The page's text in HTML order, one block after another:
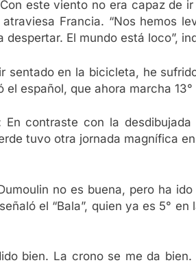
este viento no era capaz de
Francia. “Nos hemos
El mundo está loco”,
sentado en la bicicleta, he
el español, que ahora marcha
En contraste con la
tuvo otra jornada magnífica
no es buena, pero ha
el “Bala”, quien ya es 5°
bien. La crono se me da